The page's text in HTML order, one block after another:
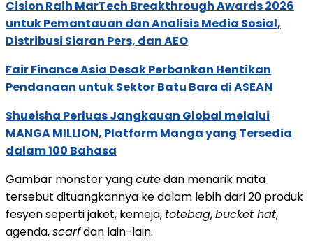
Cision Raih MarTech Breakthrough Awards 2026
untuk Pemantauan dan Analisis Media Sosial,
Distribusi Siaran Pers, dan AEO
Fair Finance Asia Desak Perbankan Hentikan
Pendanaan untuk Sektor Batu Bara di ASEAN
Shueisha Perluas Jangkauan Global melalui
MANGA MILLION, Platform Manga yang Tersedia
dalam 100 Bahasa
Gambar monster yangcutedan menarik mata
tersebut dituangkannya ke dalam lebih dari 20 produk
fesyen seperti jaket, kemeja, totebag,bucket hat,
agenda,scarfdan lain-lain.